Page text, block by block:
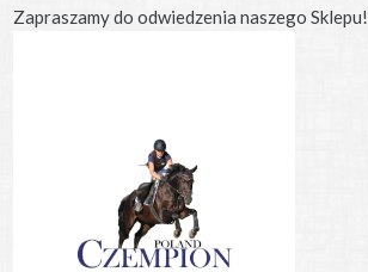
Zapraszamy do odwiedzenia naszego Sklepu!